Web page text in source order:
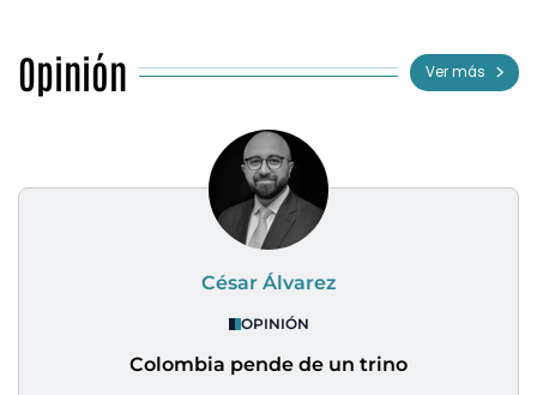
Opinión Ver más
César Álvarez
OPINIÓN
Colombia pende de un trino